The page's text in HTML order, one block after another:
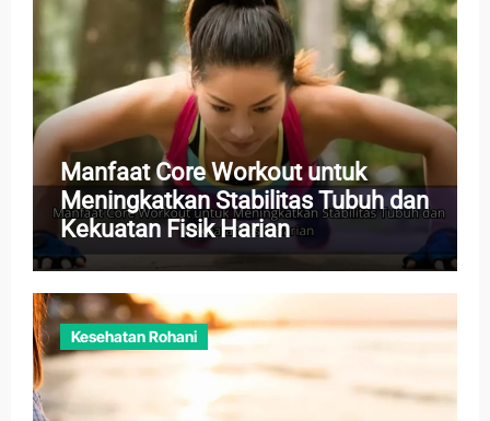
Manfaat Core Workout untuk
Meningkatkan Stabilitas Tubuh dan
Kekuatan Fisik Harian
Kesehatan Rohani